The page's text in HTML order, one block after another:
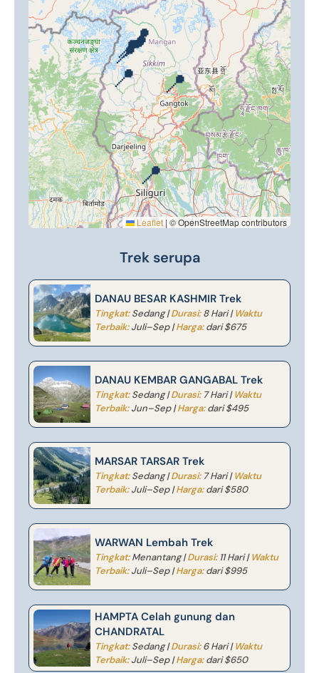
📍
📍
📍
📍
📍
📍
📍
📍
📍
Leaflet | © OpenStreetMap contributors
Trek serupa
DANAU BESAR KASHMIR Trek
Tingkat:Sedang |Durasi:8 Hari |Waktu
Terbaik:Juli–Sep |Harga:dari $675
DANAU KEMBAR GANGABAL Trek
Tingkat:Sedang |Durasi:7 Hari |Waktu
Terbaik:Jun–Sep |Harga:dari $495
MARSAR TARSAR Trek
Tingkat:Sedang |Durasi:7 Hari |Waktu
Terbaik:Juli–Sep |Harga:dari $580
WARWAN Lembah Trek
Tingkat:Menantang |Durasi:11 Hari |Waktu
Terbaik:Juli–Sep |Harga:dari $995
HAMPTA Celah gunung dan
CHANDRATAL
Tingkat:Sedang |Durasi:6 Hari |Waktu
Terbaik:Juli–Sep |Harga:dari $650